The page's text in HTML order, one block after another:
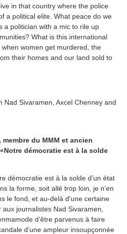
in that country where the police
a political elite. What peace do we
a politician with a mic to rile up
What is this international
women get murdered, the
their homes and our land sold to
Nad Sivaramen, Axcel Chenney and
du MMM et ancien
démocratie est à la solde
démocratie est à la solde d’un état
la forme, soit allé trop loin, je n’en
le fond, et au-delà d'une certaine
journalistes Nad Sivaramen,
d’être parvenus à faire
d’une ampleur insoupçonnée